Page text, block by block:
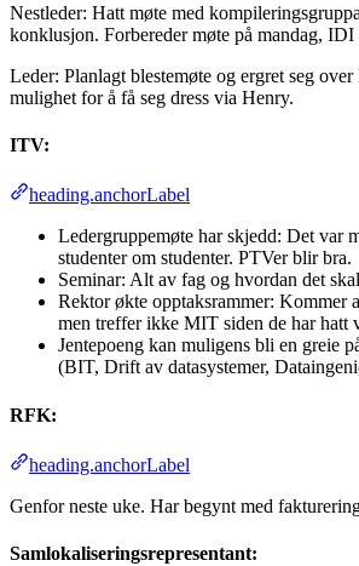
Nestleder: Hatt møte med
konklusjon. Forbereder møte på mandag, IDI
Leder: Planlagt blestemøte og ergret seg
mulighet for å få seg dress via Henry.
ITV:
heading.anchorLabel
Ledergruppemøte har skjedd: Det var
studenter om studenter. PTVer blir bra.
Seminar: Alt av fag og hvordan det
Rektor økte opptaksrammer: Kommer
men treffer ikke MIT siden de har hatt
Jentepoeng kan muligens bli en greie
(BIT, Drift av datasystemer,
RFK:
heading.anchorLabel
Genfor neste uke. Har begynt med
Samlokaliseringsrepresentant: